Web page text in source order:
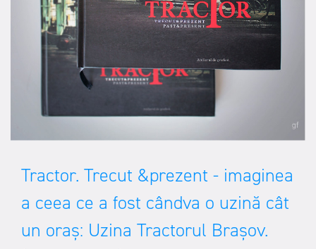
Tractor. Trecut &prezent - imaginea
a ceea ce a fost cândva o uzină cât
un oraș: Uzina Tractorul Brașov.